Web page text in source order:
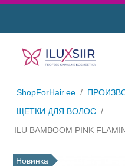
ShopForHair.ee /
ЩЕТКИ ДЛЯ ВОЛОС /
ILU BAMBOOM PINK
Новинка